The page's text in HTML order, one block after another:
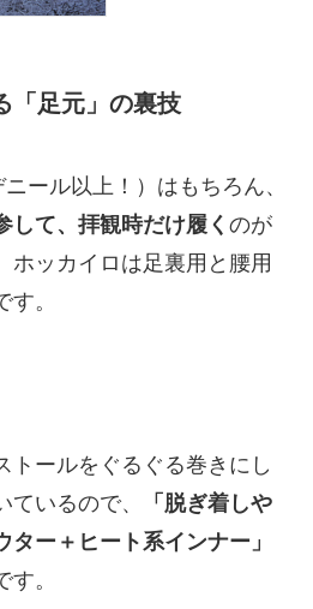
「足元」の裏技
ール以上！）はもちろん、
して、拝観時だけ履く のが
ホッカイロは足裏用と腰用
。
トールをぐるぐる巻きにし
いるので、
「脱ぎ着しや
ー＋ヒート系インナー」
。